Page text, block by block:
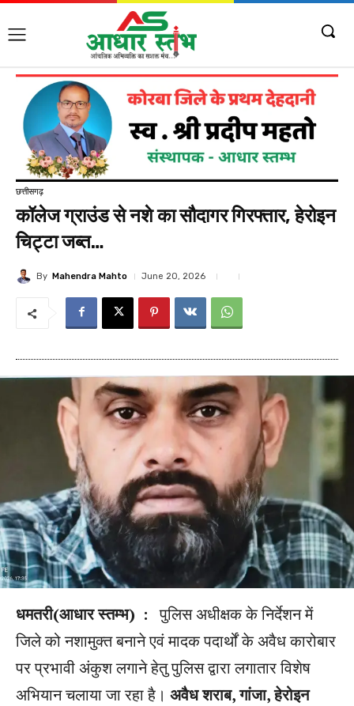
छत्तीसगढ़
कॉलेज ग्राउंड से नशे का सौदागर गिरफ्तार, हेरोइन
चिट्टा जब्त…
By Mahendra Mahto June 20, 2026
धमतरी(आधार स्तम्भ) :पुलिस अधीक्षक के निर्देशन में
जिले को नशामुक्त बनाने एवं मादक पदार्थों के अवैध कारोबार
पर प्रभावी अंकुश लगाने हेतु पुलिस द्वारा लगातार विशेष
अभियान चलाया जा रहा है। अवैध शराब, गांजा, हेरोइन